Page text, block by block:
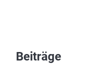
Beiträge